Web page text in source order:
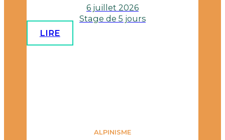
6 juillet 2026
Stage de 5 jours
LIRE
ALPINISME